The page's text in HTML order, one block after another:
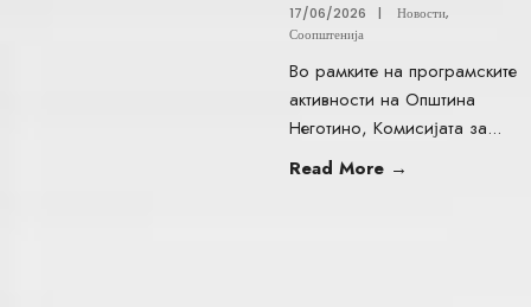
17/06/2026 | Новости,
Соопштенија
Во рамките на програмските
активности на Општина
Неготино, Комисијата за...
Read More →